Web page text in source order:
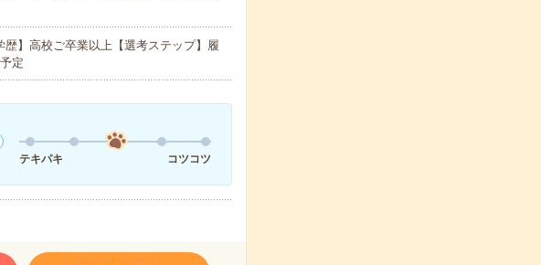
】高校ご卒業以上【選考ステップ】履
定
テキパキ
コツコツ